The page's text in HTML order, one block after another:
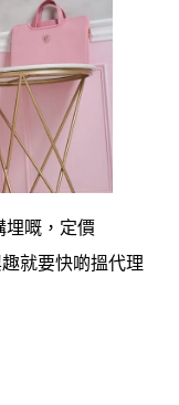
埋嘅，定價
就要快啲搵代理